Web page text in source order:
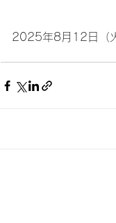
2025年8月12日（